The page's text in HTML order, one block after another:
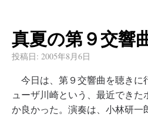
真夏の第９交響
投稿日: 2005年8月6日
今日は、第９交響曲を聴きに
ューザ川崎という、最近でき
か良かった。演奏は、小林研一